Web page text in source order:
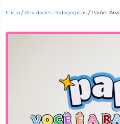
Início /Atividades Pedagógicas / Painel